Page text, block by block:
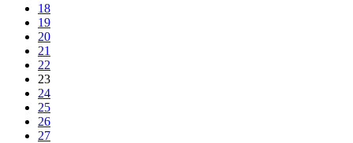
18
19
20
21
22
23
24
25
26
27